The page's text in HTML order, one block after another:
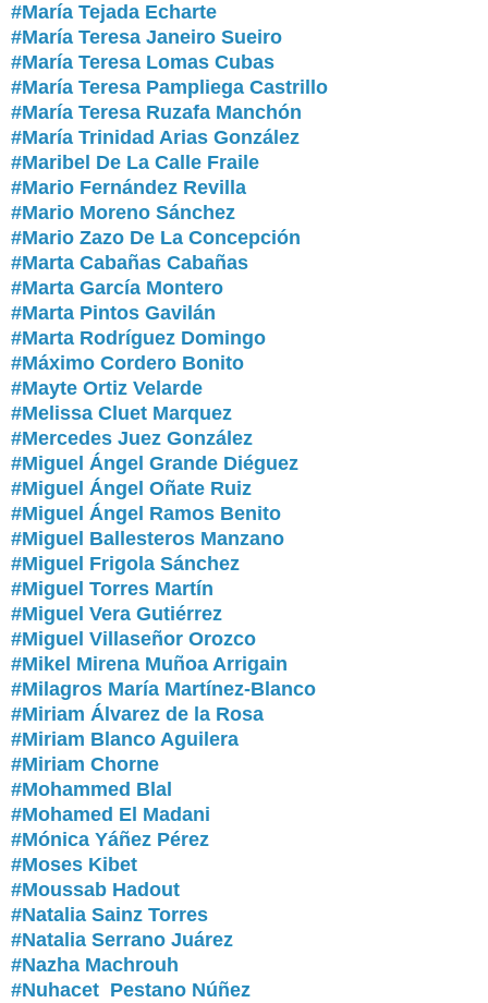
#María Tejada Echarte
#María Teresa Janeiro Sueiro
#María Teresa Lomas Cubas
#María Teresa Pampliega Castrillo
#María Teresa Ruzafa Manchón
#María Trinidad Arias González
#Maribel De La Calle Fraile
#Mario Fernández Revilla
#Mario Moreno Sánchez
#Mario Zazo De La Concepción
#Marta Cabañas Cabañas
#Marta García Montero
#Marta Pintos Gavilán
#Marta Rodríguez Domingo
#Máximo Cordero Bonito
#Mayte Ortiz Velarde
#Melissa Cluet Marquez
#Mercedes Juez González
#Miguel Ángel Grande Diéguez
#Miguel Ángel Oñate Ruiz
#Miguel Ángel Ramos Benito
#Miguel Ballesteros Manzano
#Miguel Frigola Sánchez
#Miguel Torres Martín
#Miguel Vera Gutiérrez
#Miguel Villaseñor Orozco
#Mikel Mirena Muñoa Arrigain
#Milagros María Martínez-Blanco
#Miriam Álvarez de la Rosa
#Miriam Blanco Aguilera
#Miriam Chorne
#Mohammed Blal
#Mohamed El Madani
#Mónica Yáñez Pérez
#Moses Kibet
#Moussab Hadout
#Natalia Sainz Torres
#Natalia Serrano Juárez
#Nazha Machrouh
#Nuhacet Pestano Núñez